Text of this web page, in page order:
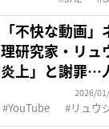
「不快な動画
理研究家・リュ
炎上」と謝罪…
2026/
YouTube リュウ